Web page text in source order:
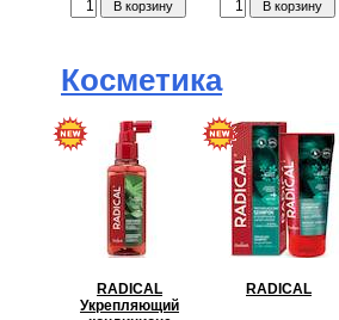
Косметика
RADICAL
Укрепляющий
RADICAL